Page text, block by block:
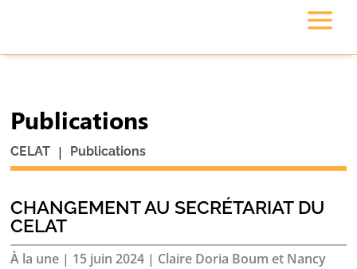
Publications
CELAT | Publications
CHANGEMENT AU SECRÉTARIAT DU
CELAT
À la une | 15 juin 2024 | Claire Doria Boum et Nancy